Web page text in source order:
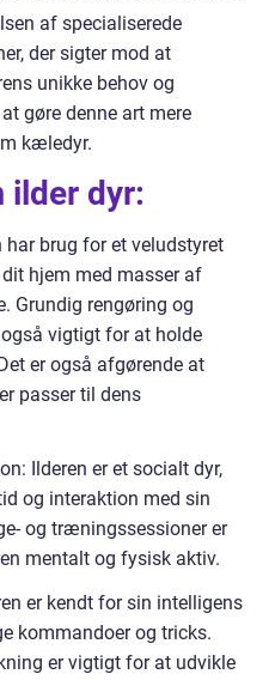
af specialiserede
der sigter mod at
unikke behov og
gøre denne art mere
kæledyr.
ilder dyr:
har brug for et veludstyret
hjem med masser af
Grundig rengøring og
vigtigt for at holde
er også afgørende at
passer til dens
Ilderen er et socialt dyr,
og interaktion med sin
og træningssessioner er
mentalt og fysisk aktiv.
er kendt for sin intelligens
kommandoer og tricks.
er vigtigt for at udvikle